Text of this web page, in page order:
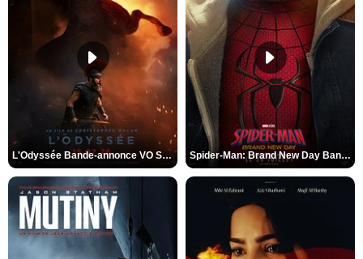
L'Odyssée Bande-annonce VO STFR Spider-Man: Brand New Day Bande-annonce VO STFR